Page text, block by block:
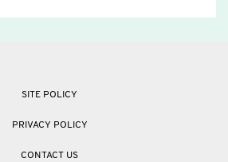
SITE POLICY
PRIVACY POLICY
CONTACT US